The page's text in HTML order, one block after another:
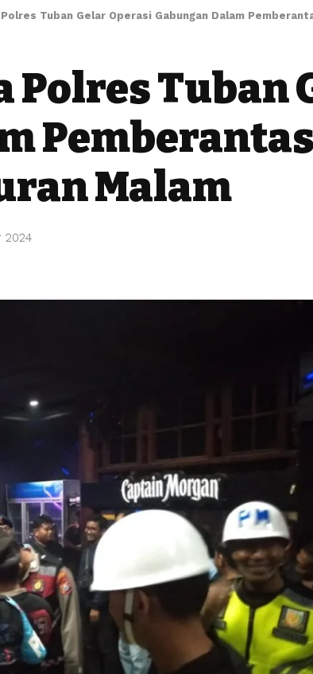
Tuban Gelar Operasi Gabungan Dalam
Polres Tuban
Malam
2024